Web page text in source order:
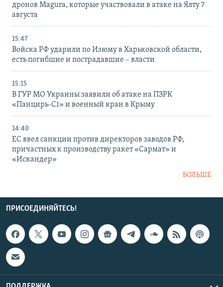
дронов Magura, которые участвовали в атаке на Ялту 7
августа
15:47
Войска РФ ударили по Изюму в Харьковской области,
есть погибшие и пострадавшие – власти
15:15
В ГУР МО Украины заявили об атаке на ПЗРК
«Панцирь-С1» и военный кран в Крыму
14:40
ЕС ввел санкции против директоров заводов РФ,
причастных к производству ракет «Сармат» и
«Искандер»
БОЛЬШЕ
ПРИСОЕДИНЯЙТЕСЬ!